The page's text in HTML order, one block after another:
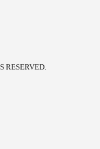
RESERVED.